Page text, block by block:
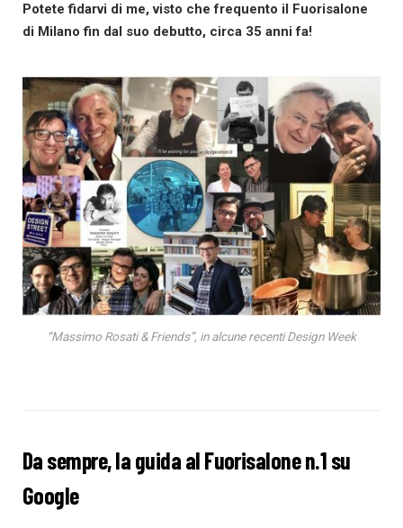
Potete fidarvi di me, visto che frequento il Fuorisalone
di Milano fin dal suo debutto, circa 35 anni fa!
“Massimo Rosati & Friends”, in alcune recenti Design Week
Da sempre, la guida al Fuorisalone n.1 su
Google